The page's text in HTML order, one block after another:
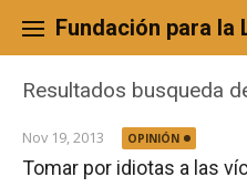
content
Fundación para la
Resultados busqueda
Nov 19, 2013 OPINIÓN
Tomar por idiotas a las